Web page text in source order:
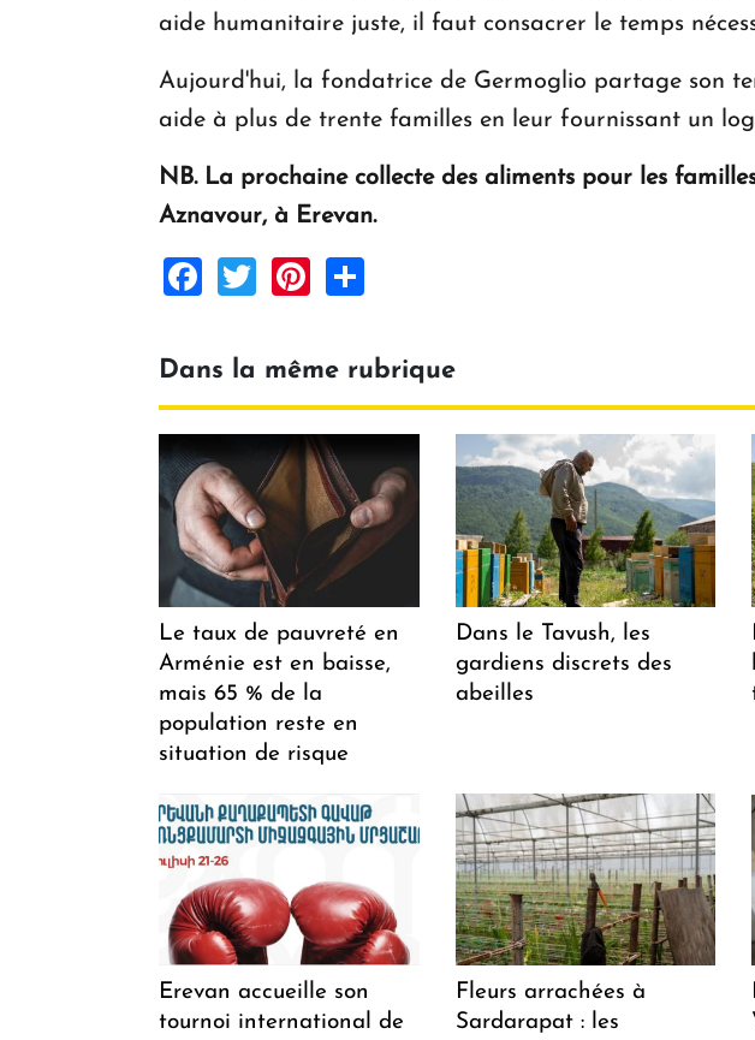
aide humanitaire juste, il faut consacrer le temps
Aujourd'hui, la fondatrice de Germoglio partage son
aide à plus de trente familles en leur fournissant un
NB. La prochaine collecte des aliments pour les
Aznavour, à Erevan.
Facebook
TwitterPinterest
Dans la même rubrique
Le taux de pauvreté en
Arménie est en baisse,
mais 65 % de la
population reste en
situation de risque
Dans le Tavush, les
gardiens discrets des
abeilles
Erevan accueille son
tournoi international de
Fleurs arrachées à
Sardarapat : les